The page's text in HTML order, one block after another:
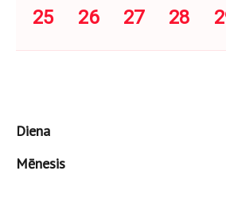
25 26 27 28
Diena
Mēnesis